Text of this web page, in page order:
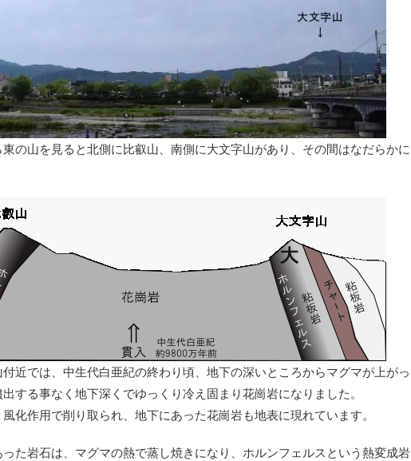
の山を見ると北側に比叡山、南側に大文字山があり、その間はなだらかに
近では、中生代白亜紀の終わり頃、地下の深いところからマグマが上がっ
する事なく地下深くでゆっくり冷え固まり花崗岩になりました。
化作用で削り取られ、地下にあった花崗岩も地表に現れています。
た岩石は、マグマの熱で蒸し焼きになり、ホルンフェルスという熱変成岩